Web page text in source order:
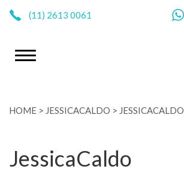
(11) 2613 0061
HOME > JESSICACALDO > JESSICACALDO
JessicaCaldo